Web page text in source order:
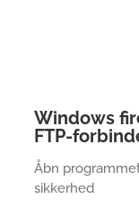
Windows
FTP-
Åbn
sikkerhed